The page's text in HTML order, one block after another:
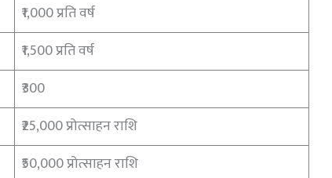
₹1,000 प्रति वर्ष
₹1,500 प्रति वर्ष
₹300
₹25,000 प्रोत्साहन राशि
₹50,000 प्रोत्साहन राशि